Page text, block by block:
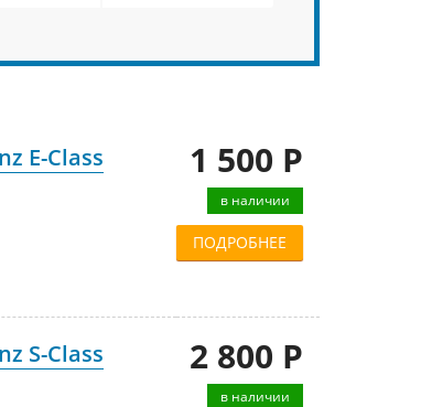
E-Class
1 500 Р
в наличии
ПОДРОБНЕЕ
S-Class
2 800 Р
в наличии